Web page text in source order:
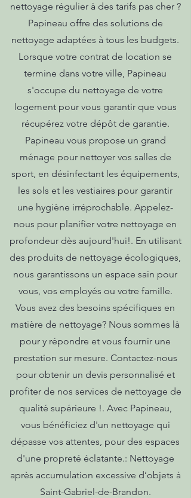
nettoyage régulier à des tarifs pas cher ?
Papineau offre des solutions de
nettoyage adaptées à tous les budgets.
Lorsque votre contrat de location se
termine dans votre ville, Papineau
s'occupe du nettoyage de votre
logement pour vous garantir que vous
récupérez votre dépôt de garantie.
Papineau vous propose un grand
ménage pour nettoyer vos salles de
sport, en désinfectant les équipements,
les sols et les vestiaires pour garantir
une hygiène irréprochable. Appelez-
nous pour planifier votre nettoyage en
profondeur dès aujourd'hui!. En utilisant
des produits de nettoyage écologiques,
nous garantissons un espace sain pour
vous, vos employés ou votre famille.
Vous avez des besoins spécifiques en
matière de nettoyage? Nous sommes là
pour y répondre et vous fournir une
prestation sur mesure. Contactez-nous
pour obtenir un devis personnalisé et
profiter de nos services de nettoyage de
qualité supérieure !. Avec Papineau,
vous bénéficiez d'un nettoyage qui
dépasse vos attentes, pour des espaces
d'une propreté éclatante.: Nettoyage
après accumulation excessive d’objets à
Saint-Gabriel-de-Brandon.